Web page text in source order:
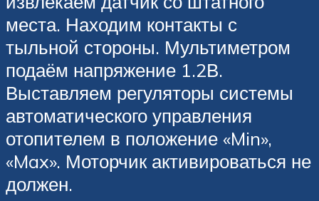
места. Находим контакты с
тыльной стороны. Мультиметром
подаём напряжение 1.2В.
Выставляем регуляторы системы
автоматического управления
отопителем в положение «Min»,
«Max». Моторчик активироваться не
должен.